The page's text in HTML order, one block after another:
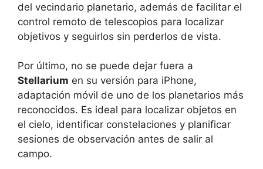
del vecindario planetario, además de facilitar el
control remoto de telescopios para localizar
objetivos y seguirlos sin perderlos de vista.
Por último, no se puede dejar fuera a
Stellarium en su versión para iPhone,
adaptación móvil de uno de los planetarios más
reconocidos. Es ideal para localizar objetos en
el cielo, identificar constelaciones y planificar
sesiones de observación antes de salir al
campo.